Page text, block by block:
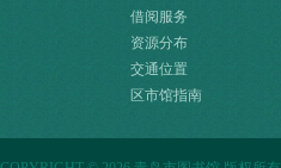
借阅服务
资源分布
交通位置
区市馆指南